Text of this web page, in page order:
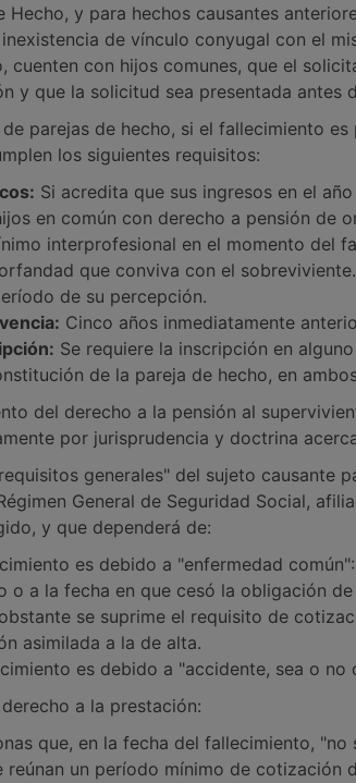
Hecho, y para hechos causantes
de vínculo conyugal con el
cuenten con hijos comunes, que el
y que la solicitud sea presentada antes
parejas de hecho, si el fallecimiento
los siguientes requisitos:
Si acredita que sus ingresos en el
en común con derecho a pensión de
interprofesional en el momento del
que conviva con el
de su percepción.
Cinco años inmediatamente
Se requiere la inscripción en
de la pareja de hecho, en
del derecho a la pensión al
por jurisprudencia y doctrina
generales" del sujeto causante
General de Seguridad Social,
y que dependerá de:
es debido a "enfermedad
o a la fecha en que cesó la obligación
se suprime el requisito de
asimilada a la de alta.
es debido a "accidente, sea o
a la prestación:
que, en la fecha del fallecimiento,
reúnan un período mínimo de cotización